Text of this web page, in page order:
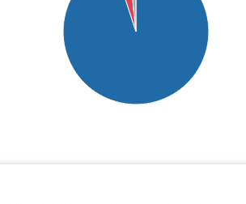
Abstention : 1 députés